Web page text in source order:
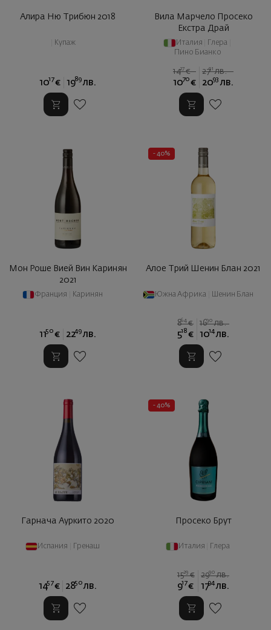
Алира Ню Трибюн 2018
Купаж
1017 € 1989 лв.
Вила Марчело Просеко
Екстра Драй
Италия Глера
Пино Бианко
1427 € 2791 лв.
1070 € 2093 лв.
Мон Роше Вией Вин Каринян
2021
Франция Каринян
1150 € 2249 лв.
- 40%
Алое Трий Шенин Блан 2021
Южна Африка Шенин Блан
864 € 1690 лв.
518 € 1014 лв.
Гарнача Ауркито 2020
Испания Гренаш
1457 € 2850 лв.
- 40%
Просеко Брут
Италия Глера
1529 € 2990 лв.
917 € 1794 лв.